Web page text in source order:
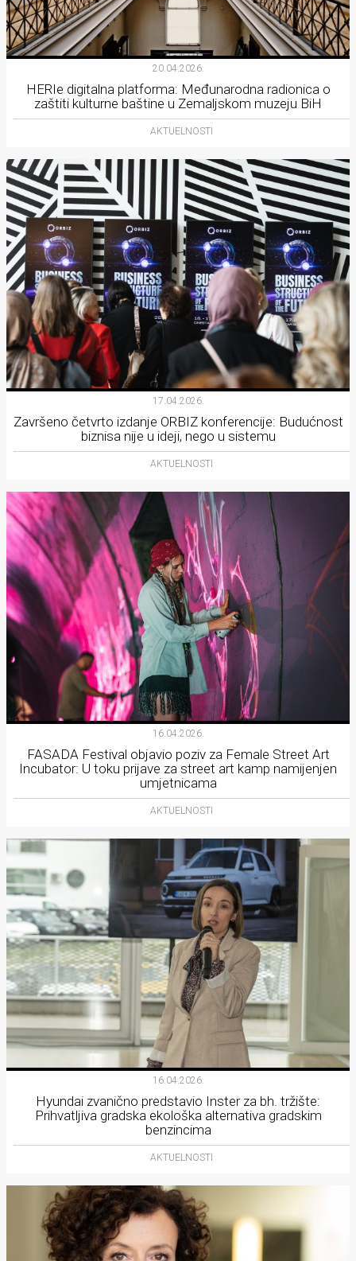
20.04.2026.
HERIe digitalna platforma: Međunarodna radionica o
zaštiti kulturne baštine u Zemaljskom muzeju BiH
AKTUELNOSTI
17.04.2026.
Završeno četvrto izdanje ORBIZ konferencije: Budućnost
biznisa nije u ideji, nego u sistemu
AKTUELNOSTI
16.04.2026.
FASADA Festival objavio poziv za Female Street Art
Incubator: U toku prijave za street art kamp namijenjen
umjetnicama
AKTUELNOSTI
16.04.2026.
Hyundai zvanično predstavio Inster za bh. tržište:
Prihvatljiva gradska ekološka alternativa gradskim
benzincima
AKTUELNOSTI